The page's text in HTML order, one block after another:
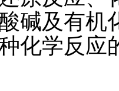
碱及有
化学反应